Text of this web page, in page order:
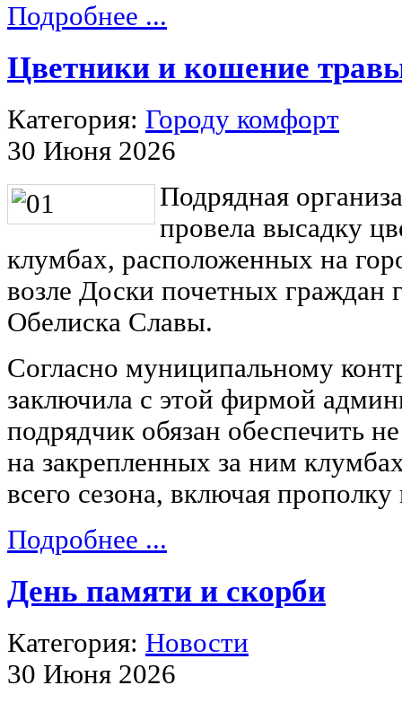
Подробнее ...
Цветники и кошение
Категория: Городу комфорт
30 Июня 2026
Подрядная
провела высадку
клумбах, расположенных на
возле Доски почетных граждан
Обелиска Славы.
Согласно муниципальному
заключила с этой фирмой
подрядчик обязан обеспечить
на закрепленных за ним
всего сезона, включая
Подробнее ...
День памяти и скорби
Категория: Новости
30 Июня 2026